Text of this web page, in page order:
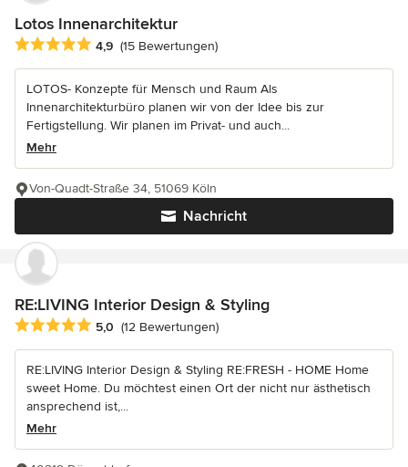
Lotos Innenarchitektur
Durchschnittliche Bewertung: 4.9 von 5 Sternen
4,9 (15 Bewertungen)
LOTOS- Konzepte für Mensch und Raum Als
Innenarchitekturbüro planen wir von der Idee bis zur
Fertigstellung. Wir planen im Privat- und auch...
Mehr
Nachricht
Von-Quadt-Straße 34, 51069 Köln
RE:LIVING Interior Design & Styling
Durchschnittliche Bewertung: 5 von 5 Sternen
5,0 (12 Bewertungen)
RE:LIVING Interior Design & Styling RE:FRESH - HOME Home
sweet Home. Du möchtest einen Ort der nicht nur ästhetisch
ansprechend ist,...
Mehr